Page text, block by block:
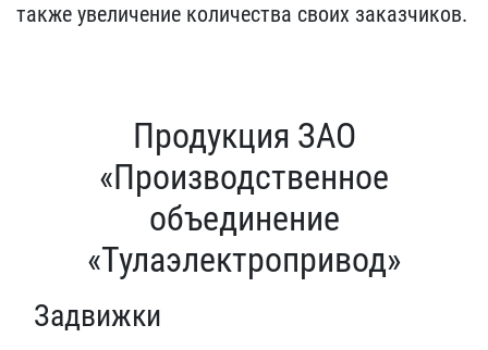
также увеличение количества своих заказчиков.
Продукция ЗАО
«Производственное
объединение
«Тулаэлектропривод»
Задвижки